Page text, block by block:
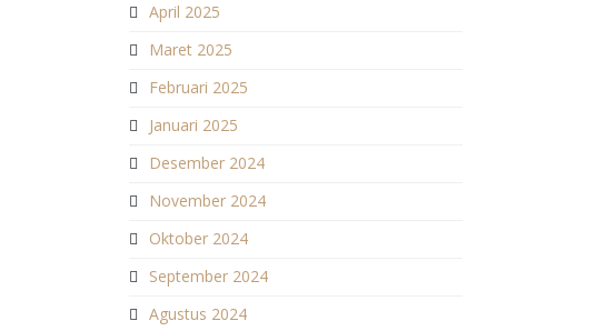
April 2025
Maret 2025
Februari 2025
Januari 2025
Desember 2024
November 2024
Oktober 2024
September 2024
Agustus 2024